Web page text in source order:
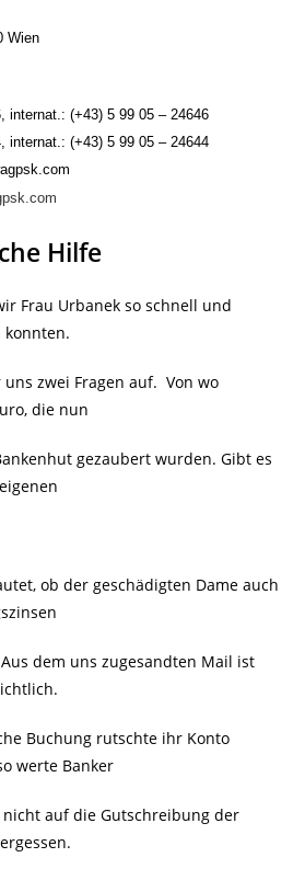
Wien
internat.: (+43) 5 99 05 – 24646
internat.: (+43) 5 99 05 – 24644
Hilfe
Frau Urbanek so schnell und
zwei Fragen auf. Von wo
die nun
gezaubert wurden. Gibt es
ob der geschädigten Dame auch
dem uns zugesandten Mail ist
Buchung rutschte ihr Konto
werte Banker
nicht auf die Gutschreibung der